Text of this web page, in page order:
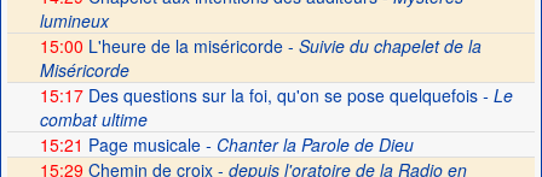
lumineux
15:00 L'heure de la miséricorde - Suivie du chapelet de la
Miséricorde
15:17Des questions sur la foi, qu'on se pose quelquefois- Le
combat ultime
15:21 Page musicale- Chanter la Parole de Dieu
15:29 Chemin de croix - depuis l'oratoire de la Radio en